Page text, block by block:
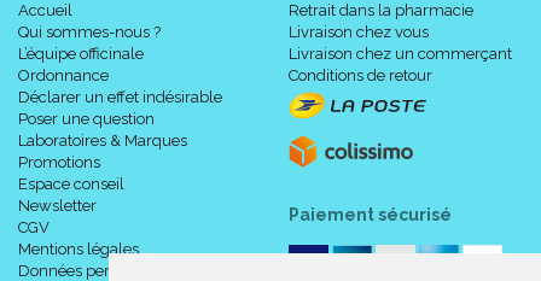
Accueil
Qui sommes-nous ?
L’équipe officinale
Ordonnance
Déclarer un effet indésirable
Poser une question
Laboratoires & Marques
Promotions
Espace conseil
Newsletter
CGV
Mentions légales
Données personnelles
Retrait dans la pharmacie
Livraison chez vous
Livraison chez un commerçant
Conditions de retour
Paiement sécurisé